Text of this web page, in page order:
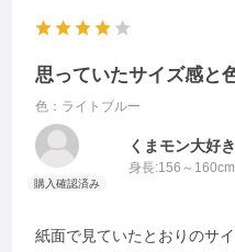
思っていたサイズ感と
色：ライトブルー
くまモン大好き
身長:156～160cm
紙面で見ていたとおりのサ